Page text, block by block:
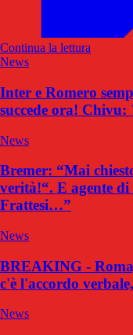
Continua la lettura
News
Inter e Romero
succede ora!
News
Bremer: “Mai
verità!“. E agente
Frattesi…”
News
BREAKING -
c'è l'accordo
News